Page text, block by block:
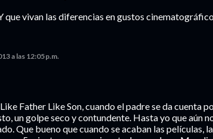
que vivan las diferencias en gustos
a las 12:05 p.m.
Father Like Son, cuando el padre se da cuenta
un golpe seco y contundente. Hasta yo que aún
Que bueno que cuando se acaban las películas,